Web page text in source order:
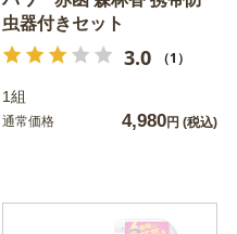
虫器付きセット
3.0 （1）
1組
通常価格 4,980円 (税込)